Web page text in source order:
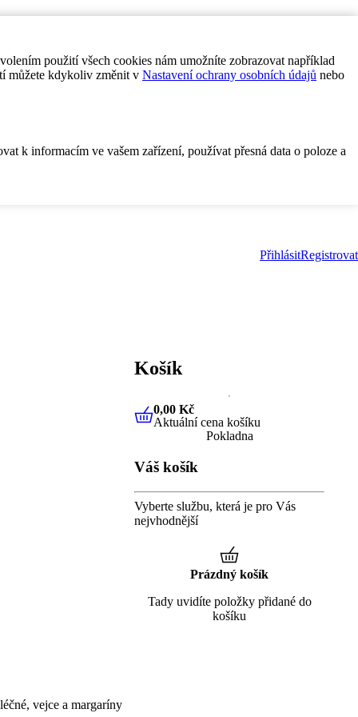
použití všech cookies nám umožníte zobrazovat například
můžete kdykoliv změnit v Nastavení ochrany osobních údajů nebo
k informacím ve vašem zařízení, používat přesná data o poloze a
PřihlásitRegistrovat
vejce a margaríny
Košík
0,00 KčAktuální cena košíku
0,00 Kč
Aktuální cena košíku
Pokladna
Váš košík
Vyberte službu, která je pro Vás
nejvhodnější
Prázdný košík
Tady uvidíte položky přidané do
košíku